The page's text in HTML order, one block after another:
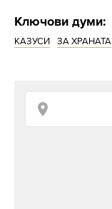
Ключови думи:
КАЗУСИ
ЗА ХРАНАТА